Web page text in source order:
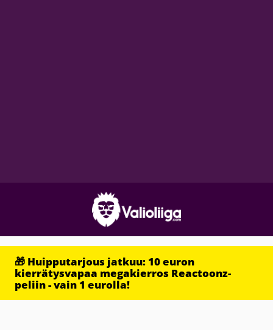
🎁 Huipputarjous jatkuu: 10 euron
kierrätysvapaa megakierros Reactoonz-
peliin - vain 1 eurolla!